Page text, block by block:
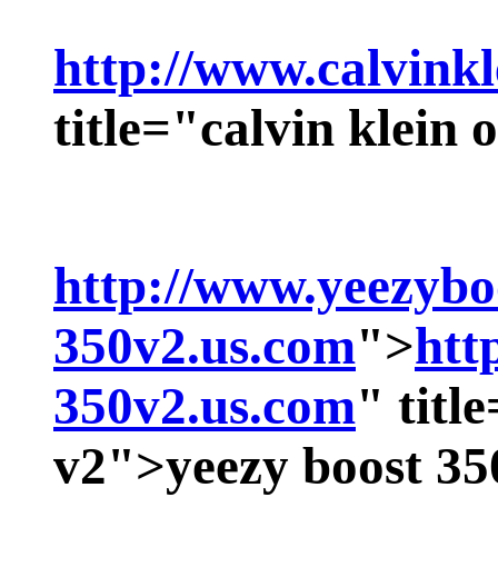
http://
title="calvin klein
http://
350v2.us.com">
350v2.us.com"
v2">yeezy boost